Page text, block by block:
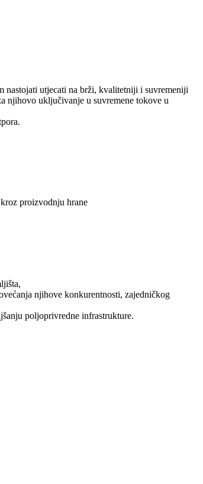
nastojati utjecati na brži, kvalitetniji i suvremeniji
njihovo uključivanje u suvremene tokove u
proizvodnju hrane
njihove konkurentnosti, zajedničkog
poljoprivredne infrastrukture.